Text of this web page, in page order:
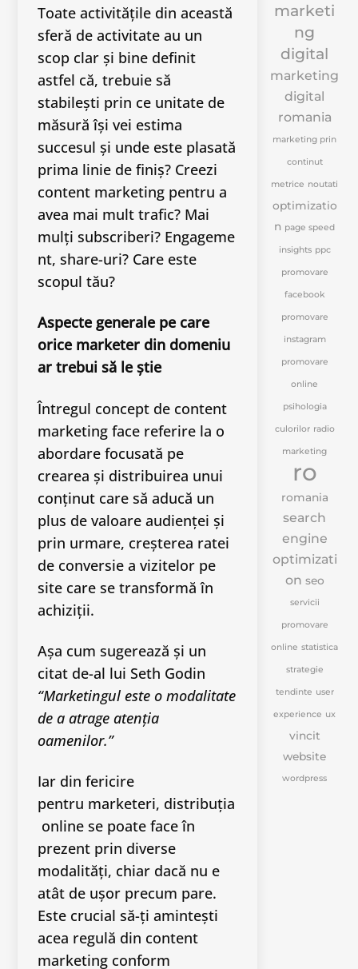
Toate activitățile din această
sferă de activitate au un
scop clar și bine definit
astfel că, trebuie să
stabilești prin ce unitate de
măsură își vei estima
succesul și unde este plasată
prima linie de finiș? Creezi
content marketing pentru a
avea mai mult trafic? Mai
mulți subscriberi? Engageme
nt, share-uri? Care este
scopul tău?
Aspecte generale pe care
orice marketer din domeniu
ar trebui să le știe
Întregul concept de content
marketing face referire la o
abordare focusată pe
crearea și distribuirea unui
conținut care să aducă un
plus de valoare audienței și
prin urmare, creșterea ratei
de conversie a vizitelor pe
site care se transformă în
achiziții.
Așa cum sugerează și un
citat de-al lui Seth Godin
“Marketingul este o modalitate
de a atrage atenția
oamenilor.”
Iar din fericire
pentru marketeri, distribuția
online se poate face în
prezent prin diverse
modalități, chiar dacă nu e
atât de ușor precum pare.
Este crucial să-ți amintești
acea regulă din content
marketing conform
marketi
ng
digital
marketing
digital
romania
marketing prin
continut
metrice noutati
optimizatio
n page speed
insights ppc
promovare
facebook
promovare
instagram
promovare
online
psihologia
culorilor radio
marketing
ro
romania
search
engine
optimizati
on seo
servicii
promovare
online statistica
strategie
tendinte user
experience ux
vincit
website
wordpress